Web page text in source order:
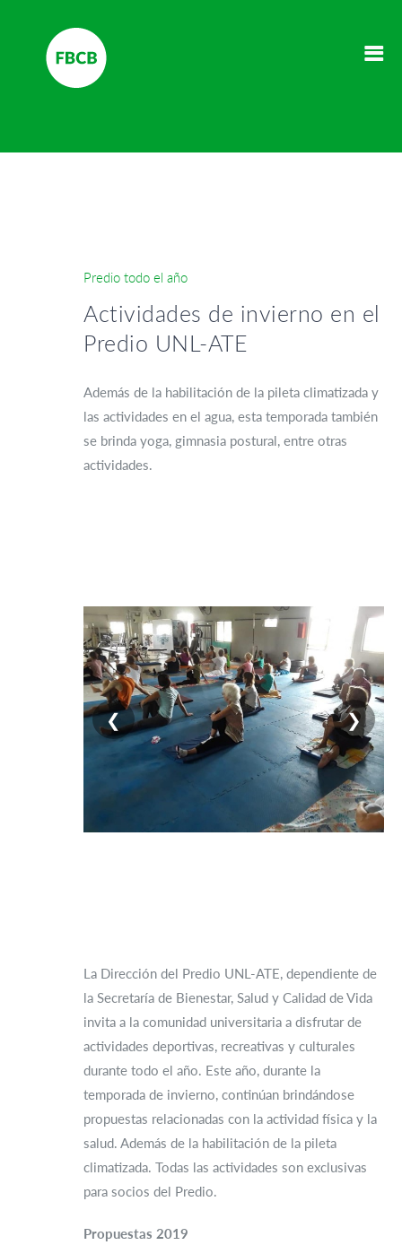
Predio todo el año
Actividades de invierno en el
Predio UNL-ATE
Además de la habilitación de la pileta climatizada y
las actividades en el agua, esta temporada también
se brinda yoga, gimnasia postural, entre otras
actividades.
❮ ❯
La Dirección del Predio UNL-ATE, dependiente de
la Secretaría de Bienestar, Salud y Calidad de Vida
invita a la comunidad universitaria a disfrutar de
actividades deportivas, recreativas y culturales
durante todo el año. Este año, durante la
temporada de invierno, continúan brindándose
propuestas relacionadas con la actividad física y la
salud. Además de la habilitación de la pileta
climatizada. Todas las actividades son exclusivas
para socios del Predio.
Propuestas 2019